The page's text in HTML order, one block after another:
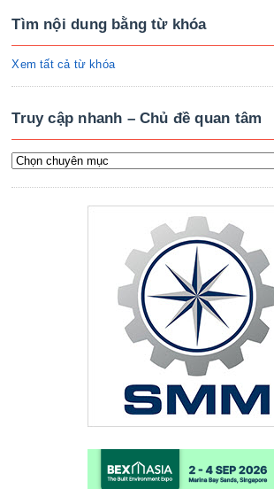
Tìm nội dung bằng từ khóa
Xem tất cả từ khóa
Truy cập nhanh – Chủ đề quan tâm